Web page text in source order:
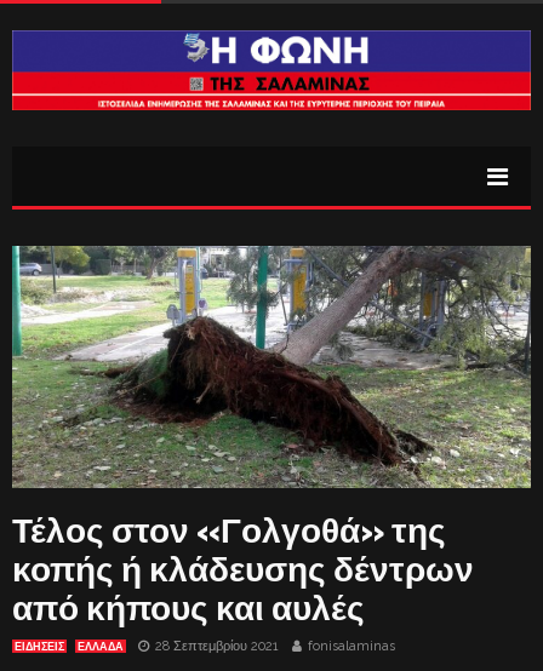
Τέλος στον «Γολγοθά» της
κοπής ή κλάδευσης δέντρων
από κήπους και αυλές
ΕΙΔΗΣΕΙΣ ΕΛΛΑΔΑ 28 Σεπτεμβρίου 2021 fonisalaminas